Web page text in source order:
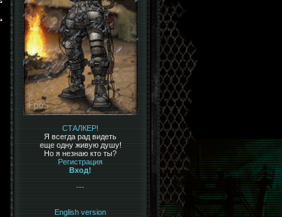
СТАЛКЕР!
Я всегда рад видеть
еще одну живую душу!
Но я незнаю кто ты?
Регистрация
Вход!
---
English version